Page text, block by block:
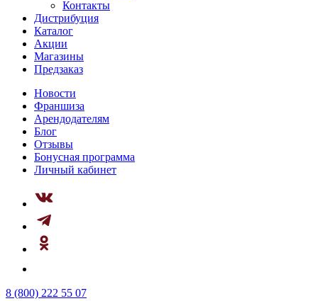
Контакты
Дистрибуция
Каталог
Акции
Магазины
Предзаказ
Новости
Франшиза
Арендодателям
Блог
Отзывы
Бонусная программа
Личный кабинет
8 (800) 222 55 07